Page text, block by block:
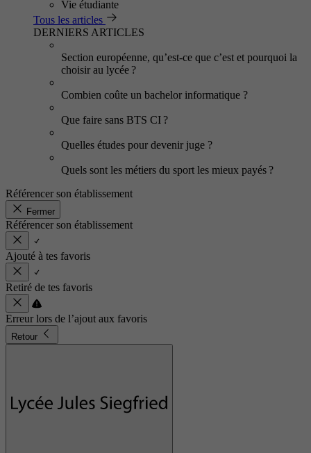
Vie étudiante
Tous les articles
DERNIERS ARTICLES
Section européenne, qu’est-ce que c’est et pourquoi la
choisir au lycée ?
Combien coûte un bachelor informatique ?
Que faire sans BTS CI ?
Quelles études pour devenir juge ?
Quels sont les métiers du sport les mieux payés ?
Référencer son établissement
Fermer
Référencer son établissement
Ajouté à tes favoris
Retiré de tes favoris
Erreur lors de l’ajout aux favoris
Retour